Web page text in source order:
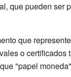
que pueden ser
que
o
"papel